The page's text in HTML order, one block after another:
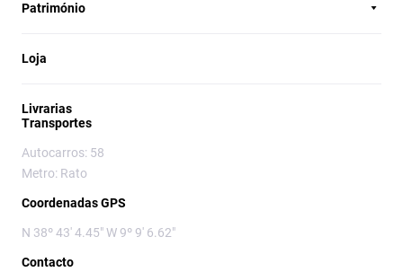
Património
Loja
Livrarias
Transportes
Autocarros: 58
Metro: Rato
Coordenadas GPS
N 38º 43' 4.45" W 9º 9' 6.62"
Contacto